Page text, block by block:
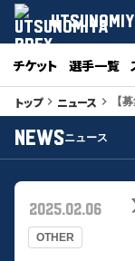
チケット 選手一覧
トップkeyboard_arrow_right ニュース keyboard_arrow_right 【
NEWSニュース
OTHER
2025.02.06